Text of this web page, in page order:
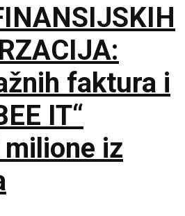
faktura i
IT“
iz